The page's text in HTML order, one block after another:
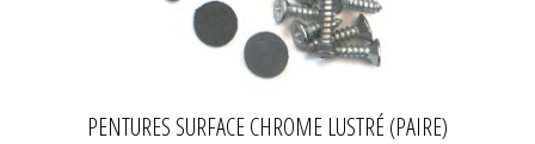
PENTURES SURFACE CHROME LUSTRÉ (PAIRE)